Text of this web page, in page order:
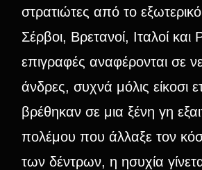
στρατιώτες από το
Σέρβοι, Βρετανοί, Ιταλοί και
επιγραφές αναφέρονται σε
άνδρες, συχνά μόλις είκοσι
βρέθηκαν σε μια ξένη γη
πολέμου που άλλαξε τον
των δέντρων, η ησυχία